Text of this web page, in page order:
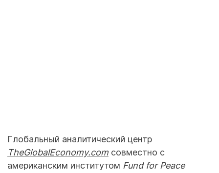
Глобальный аналитический центр
TheGlobalEconomy.com совместно с
американским институтом Fund for Peace